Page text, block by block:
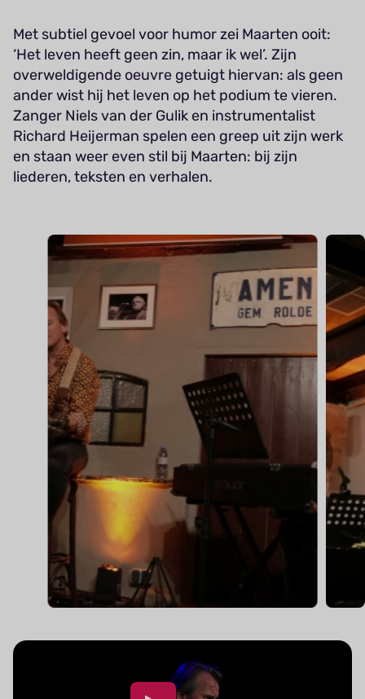
Met subtiel gevoel voor humor zei Maarten ooit:
‘Het leven heeft geen zin, maar ik wel’. Zijn
overweldigende oeuvre getuigt hiervan: als geen
ander wist hij het leven op het podium te vieren.
Zanger Niels van der Gulik en instrumentalist
Richard Heijerman spelen een greep uit zijn werk
en staan weer even stil bij Maarten: bij zijn
liederen, teksten en verhalen.